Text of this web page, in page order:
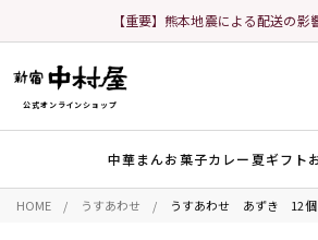
【重要】熊本地震による配送の影
公式オンラインショップ
中華まんお菓子カレー夏ギフト
HOME うすあわせ うすあわせ あずき 12個